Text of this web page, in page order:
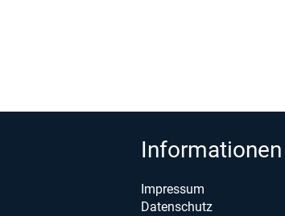
Informationen
Impressum
Datenschutz